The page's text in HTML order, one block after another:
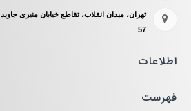
تهران، میدان انقلاب، تقاطع خیابان منیری
57
اطلاعات
فهرست